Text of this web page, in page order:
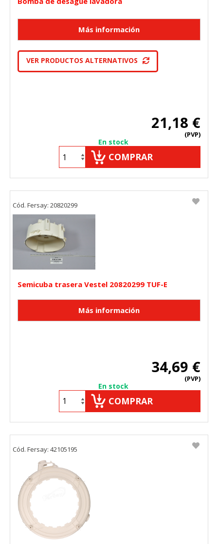
VER PRODUCTOS ALTERNATIVOS
21,18 €
(PVP)
En stock
COMPRAR
Semicuba trasera Vestel 20820299 TUF-E
34,69 €
(PVP)
En stock
COMPRAR
Cód. Fersay: 20820299
Cód. Fersay: 42105195